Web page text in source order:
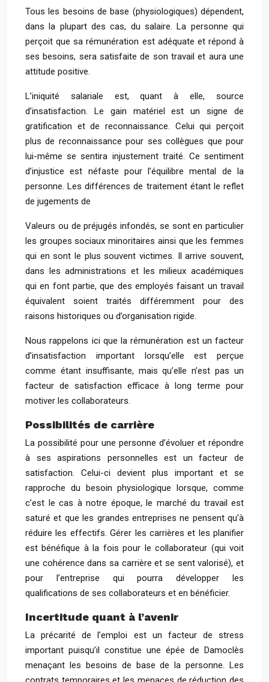
Tous les besoins de base (physiologiques) dépendent,
dans la plupart des cas, du salaire. La personne qui
perçoit que sa rémunération est adéquate et répond à
ses besoins, sera satisfaite de son travail et aura une
attitude positive.
L’iniquité salariale est, quant à elle, source
d’insatisfaction. Le gain matériel est un signe de
gratification et de reconnaissance. Celui qui perçoit
plus de reconnaissance pour ses collègues que pour
lui-même se sentira injustement traité. Ce sentiment
d’injustice est néfaste pour l’équilibre mental de la
personne. Les différences de traitement étant le reflet
de jugements de
Valeurs ou de préjugés infondés, se sont en particulier
les groupes sociaux minoritaires ainsi que les femmes
qui en sont le plus souvent victimes. Il arrive souvent,
dans les administrations et les milieux académiques
qui en font partie, que des employés faisant un travail
équivalent soient traités différemment pour des
raisons historiques ou d’organisation rigide.
Nous rappelons ici que la rémunération est un facteur
d’insatisfaction important lorsqu’elle est perçue
comme étant insuffisante, mais qu’elle n’est pas un
facteur de satisfaction efficace à long terme pour
motiver les collaborateurs.
Possibilités de carrière
La possibilité pour une personne d’évoluer et répondre
à ses aspirations personnelles est un facteur de
satisfaction. Celui-ci devient plus important et se
rapproche du besoin physiologique lorsque, comme
c’est le cas à notre époque, le marché du travail est
saturé et que les grandes entreprises ne pensent qu’à
réduire les effectifs. Gérer les carrières et les planifier
est bénéfique à la fois pour le collaborateur (qui voit
une cohérence dans sa carrière et se sent valorisé), et
pour l’entreprise qui pourra développer les
qualifications de ses collaborateurs et en bénéficier.
Incertitude quant à l’avenir
La précarité de l’emploi est un facteur de stress
important puisqu’il constitue une épée de Damoclès
menaçant les besoins de base de la personne. Les